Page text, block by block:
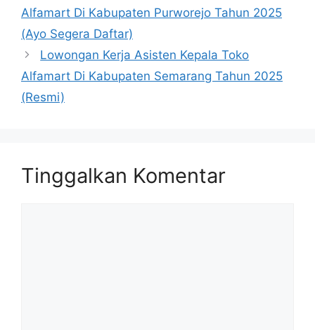
Alfamart Di Kabupaten Purworejo Tahun 2025
(Ayo Segera Daftar)
Lowongan Kerja Asisten Kepala Toko
Alfamart Di Kabupaten Semarang Tahun 2025
(Resmi)
Tinggalkan Komentar